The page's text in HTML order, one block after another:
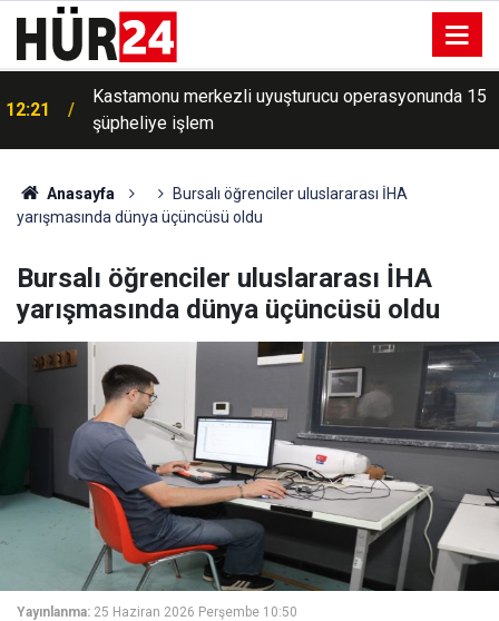
12:20
Hiroşima'nın 81. yılı: İnsanlık atom bombasını kınadı,
peki Gazze için ne yaptı?
Anasayfa
Bursalı öğrenciler uluslararası İHA
yarışmasında dünya üçüncüsü oldu
Bursalı öğrenciler uluslararası İHA
yarışmasında dünya üçüncüsü oldu
Yayınlanma: 25 Haziran 2026 Perşembe 10:50